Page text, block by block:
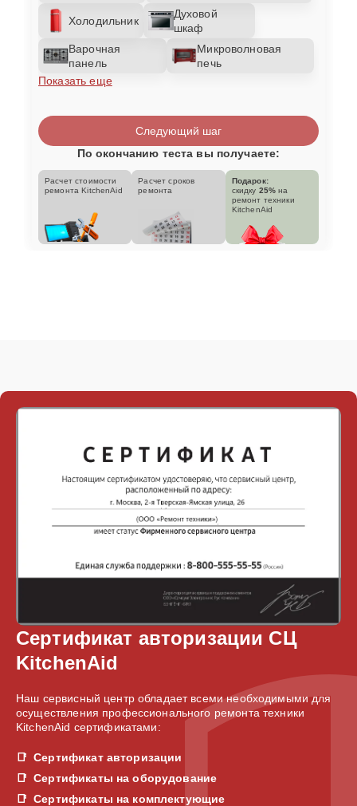
Холодильник
Духовой
шкаф
Варочная
панель
Микроволновая
печь
Показать еще
Следующий шаг
По окончанию теста вы получаете:
Расчет стоимости
ремонта KitchenAid
Расчет сроков
ремонта
Подарок:
скидку 25% на
ремонт техники
KitchenAid
Сертификат авторизации СЦ
KitchenAid
Наш сервисный центр обладает всеми необходимыми для
осуществления профессионального ремонта техники
KitchenAid сертификатами:
Сертификат авторизации
Сертификаты на оборудование
Сертификаты на комплектующие